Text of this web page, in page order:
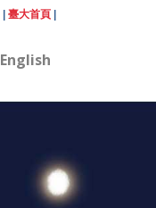
臺大首頁
English